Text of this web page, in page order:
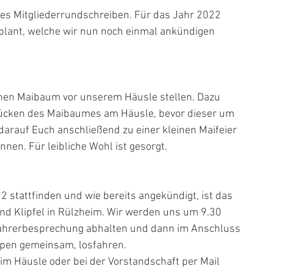
Mitgliederrundschreiben. Für das Jahr 2022
welche wir nun noch einmal ankündigen
Maibaum vor unserem Häusle stellen. Dazu
des Maibaumes am Häusle, bevor dieser um
Euch anschließend zu einer kleinen Maifeier
Für leibliche Wohl ist gesorgt.
stattfinden und wie bereits angekündigt, ist das
Klipfel in Rülzheim. Wir werden uns um 9.30
abhalten und dann im Anschluss
gemeinsam, losfahren.
Häusle oder bei der Vorstandschaft per Mail